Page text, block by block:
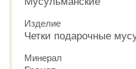
Изделие
Четки подарочные
Минерал